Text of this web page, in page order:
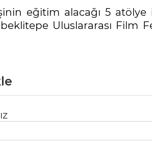
eğitim alacağı 5
Uluslararası Film